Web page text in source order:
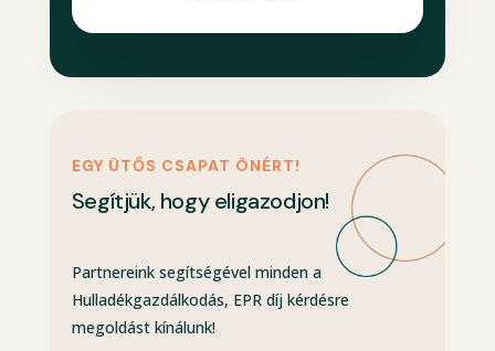
EGY ÜTŐS CSAPAT ÖNÉRT!
Segítjük, hogy eligazodjon!
Partnereink segítségével minden a
Hulladékgazdálkodás, EPR díj kérdésre
megoldást kínálunk!